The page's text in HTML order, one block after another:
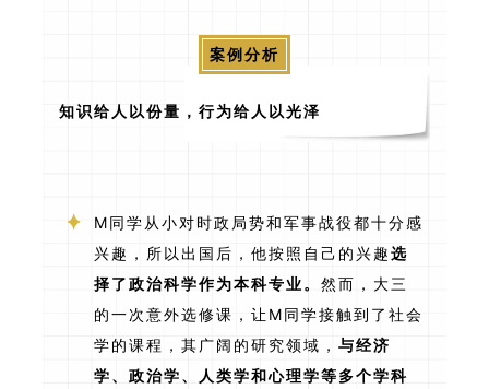
案例分析
知识给人以份量，行为给人以光泽
M同学从小对时政局势和军事战役都十分感
兴趣，所以出国后，他按照自己的兴趣选
择了政治科学作为本科专业。然而，大三
的一次意外选修课，让M同学接触到了社会
学的课程，其广阔的研究领域，与经济
学、政治学、人类学和心理学等多个学科